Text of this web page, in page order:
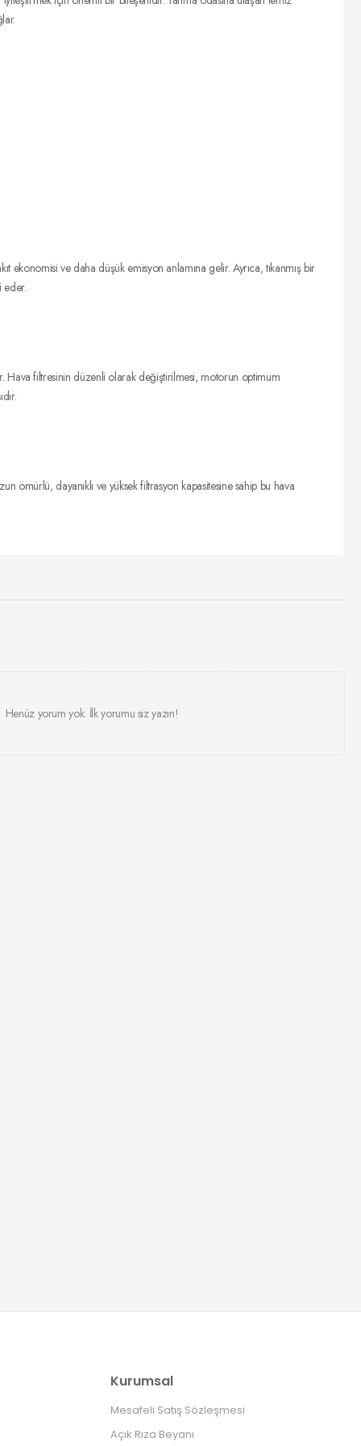
ekonomisi ve daha düşük emisyon anlamına gelir. Ayrıca, tıkanmış bir
eder.
Hava filtresinin düzenli olarak değiştirilmesi, motorun optimum
ömürlü, dayanıklı ve yüksek filtrasyon kapasitesine sahip bu hava
Henüz yorum yok. İlk yorumu siz yazın!
Kurumsal
Mesafeli Satış Sözleşmesi
Açık Rıza Beyanı